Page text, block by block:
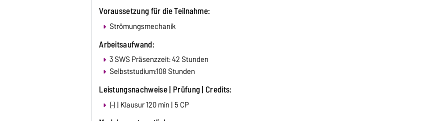
Voraussetzung für die Teilnahme:
Strömungsmechanik
Arbeitsaufwand:
3 SWS Präsenzzeit: 42 Stunden
Selbststudium:108 Stunden
Leistungsnachweise | Prüfung | Credits:
(-) | Klausur 120 min | 5 CP